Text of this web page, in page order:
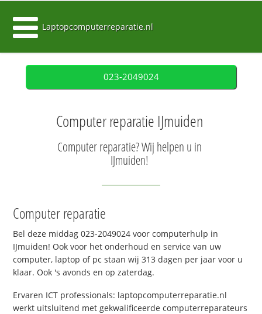
Laptopcomputerreparatie.nl
023-2049024
Computer reparatie IJmuiden
Computer reparatie? Wij helpen u in
IJmuiden!
Computer reparatie
Bel deze middag 023-2049024 voor computerhulp in
IJmuiden! Ook voor het onderhoud en service van uw
computer, laptop of pc staan wij 313 dagen per jaar voor u
klaar. Ook 's avonds en op zaterdag.
Ervaren ICT professionals: laptopcomputerreparatie.nl
werkt uitsluitend met gekwalificeerde computerreparateurs